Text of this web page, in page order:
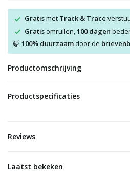
Gratismet Track & Trace
Gratisomruilen, 100 dagen
🍃 100% duurzaamdoor de
Productomschrijving
Productspecificaties
Reviews
Laatst bekeken